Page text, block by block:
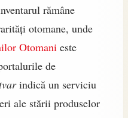
rămâne
otomane, unde
Otomani este
de
indică un serviciu
ale stării produselor